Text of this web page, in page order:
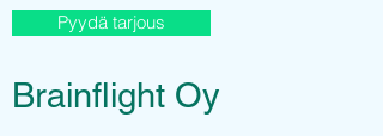
Pyydä tarjous
Brainflight Oy